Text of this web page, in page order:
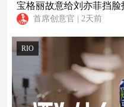
宝格丽故意给刘亦菲挡
首席创意官 | 2天前
RIO